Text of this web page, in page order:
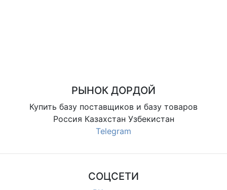
РЫНОК ДОРДОЙ
Купить базу поставщиков и базу товаров
Россия Казахстан Узбекистан
Telegram
СОЦСЕТИ